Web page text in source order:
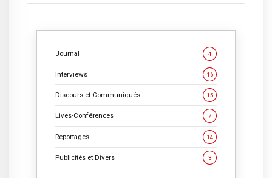
Journal 4
Interviews 16
Discours et Communiqués 15
Lives-Conférences 7
Reportages 14
Publicités et Divers 3